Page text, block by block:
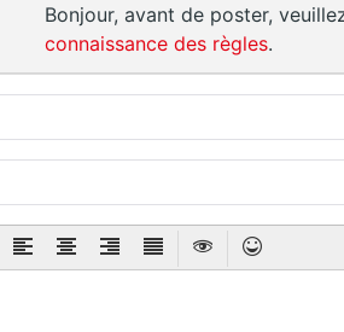
Bonjour, avant de poster,
connaissance des règles.